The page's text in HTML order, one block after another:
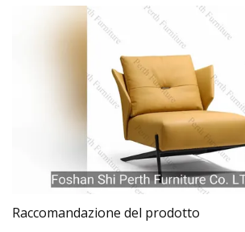
Raccomandazione del prodotto